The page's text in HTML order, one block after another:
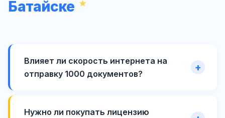
Батайске
Влияет ли скорость интернета на
отправку 1000 документов?
Нужно ли покупать лицензию